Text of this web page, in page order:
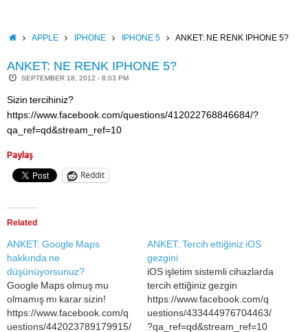
contentHOMEAPPLE IPHONE IPHONE 5 ANKET: NE RENK IPHONE 5?
ANKET: NE RENK IPHONE 5?
SEPTEMBER 18, 2012 - 8:03 PM
Sizin tercihiniz?
https://www.facebook.com/questions/412022768846684/?
qa_ref=qd&stream_ref=10
Paylaş
Reddit
Related
ANKET: Google Maps
hakkında ne
düşünüyorsunuz?
Google Maps olmuş mu
olmamış mı karar sizin!
https://www.facebook.com/q
uestions/442023789179915/
ANKET: Tercih ettiğiniz iOS
gezgini
iOS işletim sistemli cihazlarda
tercih ettiğiniz gezgin
https://www.facebook.com/q
uestions/433444976704463/
?qa_ref=qd&stream_ref=10